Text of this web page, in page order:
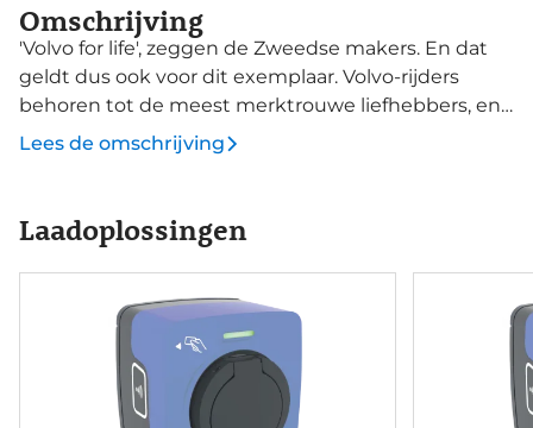
Omschrijving
'Volvo for life', zeggen de Zweedse makers. En dat
geldt dus ook voor dit exemplaar. Volvo-rijders
behoren tot de meest merktrouwe liefhebbers, en
dat is niet voor niks. Met zijn moderne
gewone ritten. En met een eigen laadpunt kunt u
de accu's opladen terwijl u slaapt. Deze nieuwe
auto is nu uit voorraad leverbaar. De krachtige
motor geeft deze Volvo uitstekende prestaties. Kou
en regen maken geen indruk. Binnen zit u
comfortabel dankzij de stoelverwarming. De
bagageruimte is toegankelijk via een
comfortverhogende elektrische achterklep. Wind,
Lees de omschrijving
Laadoplossingen